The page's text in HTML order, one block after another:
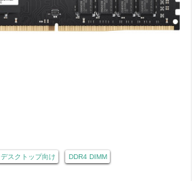
デスクトップ向け DDR4 DIMM